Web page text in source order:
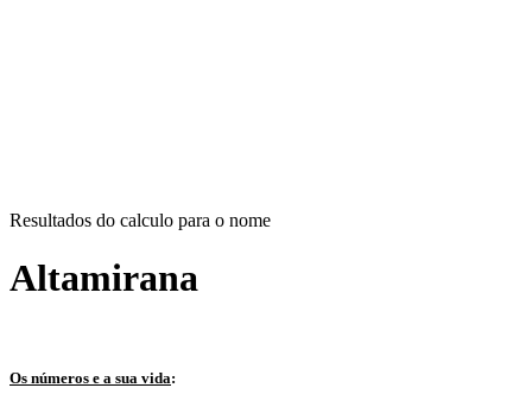
Resultados do calculo para o nome
Altamirana
Os números e a sua vida: